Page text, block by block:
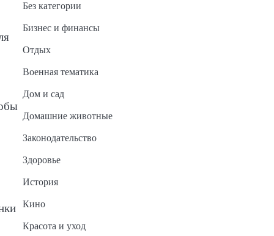
Без категории
Бизнес и финансы
Отдых
Военная тематика
Дом и сад
Домашние животные
Законодательство
Здоровье
История
Кино
Красота и уход